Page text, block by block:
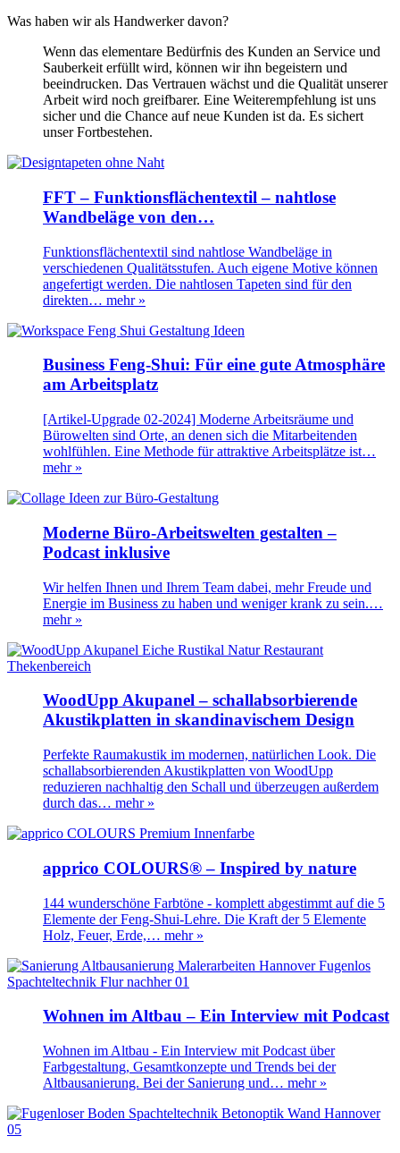
Was haben wir als Handwerker davon?
Wenn das elementare Bedürfnis des Kunden an Service und
Sauberkeit erfüllt wird, können wir ihn begeistern und
beeindrucken. Das Vertrauen wächst und die Qualität unserer
Arbeit wird noch greifbarer. Eine Weiterempfehlung ist uns
sicher und die Chance auf neue Kunden ist da. Es sichert
unser Fortbestehen.
FFT – Funktionsflächentextil – nahtlose
Wandbeläge von den…
Funktionsflächentextil sind nahtlose Wandbeläge in
verschiedenen Qualitätsstufen. Auch eigene Motive können
angefertigt werden. Die nahtlosen Tapeten sind für den
direkten… mehr »
Business Feng-Shui: Für eine gute Atmosphäre
am Arbeitsplatz
[Artikel-Upgrade 02-2024] Moderne Arbeitsräume und
Bürowelten sind Orte, an denen sich die Mitarbeitenden
wohlfühlen. Eine Methode für attraktive Arbeitsplätze ist…
mehr »
Moderne Büro-Arbeitswelten gestalten –
Podcast inklusive
Wir helfen Ihnen und Ihrem Team dabei, mehr Freude und
Energie im Business zu haben und weniger krank zu sein.…
mehr »
WoodUpp Akupanel – schallabsorbierende
Akustikplatten in skandinavischem Design
Perfekte Raumakustik im modernen, natürlichen Look. Die
schallabsorbierenden Akustikplatten von WoodUpp
reduzieren nachhaltig den Schall und überzeugen außerdem
durch das… mehr »
apprico COLOURS® – Inspired by nature
144 wunderschöne Farbtöne - komplett abgestimmt auf die 5
Elemente der Feng-Shui-Lehre. Die Kraft der 5 Elemente
Holz, Feuer, Erde,… mehr »
Wohnen im Altbau – Ein Interview mit Podcast
Wohnen im Altbau - Ein Interview mit Podcast über
Farbgestaltung, Gesamtkonzepte und Trends bei der
Altbausanierung. Bei der Sanierung und… mehr »